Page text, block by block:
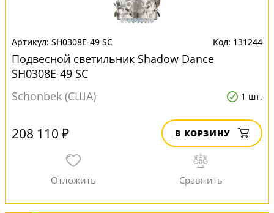
SH0308E-49 SC 131244
Подвесной светильник Shadow Dance
SH0308E-49 SC
Schonbek (США)
1 шт.
208 110 ₽ В КОРЗИНУ